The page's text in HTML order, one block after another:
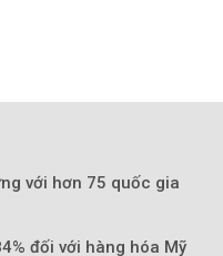
với hơn 75 quốc gia
đối với hàng hóa Mỹ